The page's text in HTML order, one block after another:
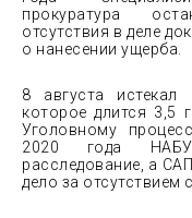
прокуратура
отсутствия в деле
о нанесении ущерба.
8 августа истекал
которое длится 3,5
Уголовному
2020 года
расследование, а
дело за отсутствием